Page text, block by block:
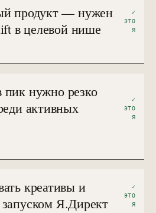
продукт — нужен
в целевой нише
✓
ЭТО
Я
нужно резко
активных
✓
ЭТО
Я
креативы и
Я.Директ
✓
ЭТО
Я